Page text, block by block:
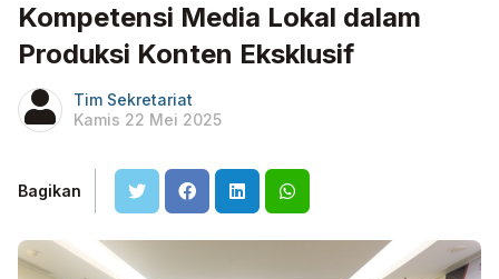
Kompetensi Media Lokal dalam
Produksi Konten Eksklusif
Tim Sekretariat
Kamis 22 Mei 2025
Bagikan